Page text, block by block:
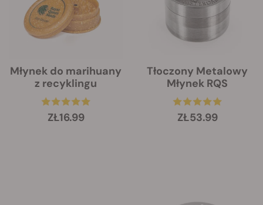
Młynek do marihuany
z recyklingu
ZŁ16.99
Tłoczony Metalowy
Młynek RQS
ZŁ53.99